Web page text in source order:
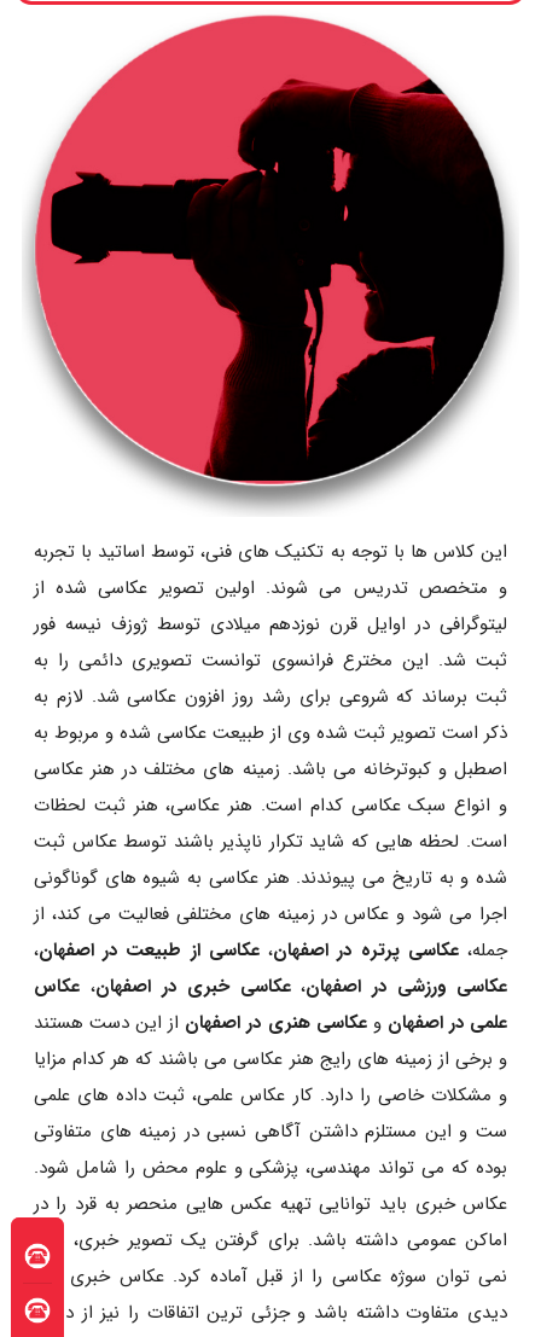
این کلاس ها با توجه به تکنیک های فنی، توسط اساتید با تجربه
و متخصص تدریس می شوند. اولین تصویر عکاسی شده از
لیتوگرافی در اوایل قرن نوزدهم میلادی توسط ژوزف نیسه فور
ثبت شد. این مخترع فرانسوی توانست تصویری دائمی را به
ثبت برساند که شروعی برای رشد روز افزون عکاسی شد. لازم به
ذکر است تصویر ثبت شده وی از طبیعت عکاسی شده و مربوط به
اصطبل و کبوترخانه می باشد. زمینه های مختلف در هنر عکاسی
و انواع سبک عکاسی کدام است. هنر عکاسی، هنر ثبت لحظات
است. لحظه هایی که شاید تکرار ناپذیر باشند توسط عکاس ثبت
شده و به تاریخ می پیوندند. هنر عکاسی به شیوه های گوناگونی
اجرا می شود و عکاس در زمینه های مختلفی فعالیت می کند، از
جمله،عکاسی پرتره در اصفهان،عکاسی از طبیعت در اصفهان،
عکاسی ورزشی در اصفهان،عکاسی خبری در اصفهان،عکاس
علمی در اصفهان وعکاسی هنری در اصفهان از این دست هستند
و برخی از زمینه های رایج هنر عکاسی می باشند که هر کدام مزایا
و مشکلات خاصی را دارد. کار عکاس علمی، ثبت داده های علمی
ست و این مستلزم داشتن آگاهی نسبی در زمینه های متفاوتی
بوده که می تواند مهندسی، پزشکی و علوم محض را شامل شود.
عکاس خبری باید توانایی تهیه عکس هایی منحصر به قرد را در
اماکن عمومی داشته باشد. برای گرفتن یک تصویر خبری، هرگز
نمی توان سوژه عکاسی را از قبل آماده کرد. عکاس خبری باید
دیدی متفاوت داشته باشد و جزئی ترین اتفاقات را نیز از دست